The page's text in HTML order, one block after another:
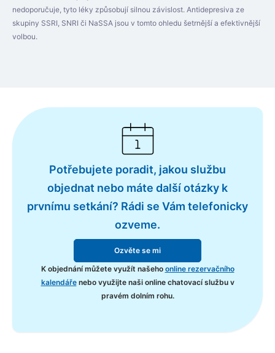
nedoporučuje, tyto léky způsobují silnou závislost. Antidepresiva ze
skupiny SSRI, SNRI či NaSSA jsou v tomto ohledu šetrnější a efektivnější
volbou.
Potřebujete poradit, jakou službu
objednat nebo máte další otázky k
prvnímu setkání? Rádi se Vám telefonicky
ozveme.
Ozvěte se mi
K objednání můžete využít našeho online rezervačního
kalendářenebo využijte naši online chatovací službu v
pravém dolním rohu.